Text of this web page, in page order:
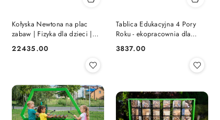
Kołyska Newtona na plac
zabaw | Fizyka dla dzieci |
Wyposażenie edukacyjne |
Nauka i Zabawa
Cena:
22435.00
Tablica Edukacyjna 4 Pory
Roku - ekopracownia dla
dzieci na podwórko | Nauka i
Zabawa
Cena:
3837.00